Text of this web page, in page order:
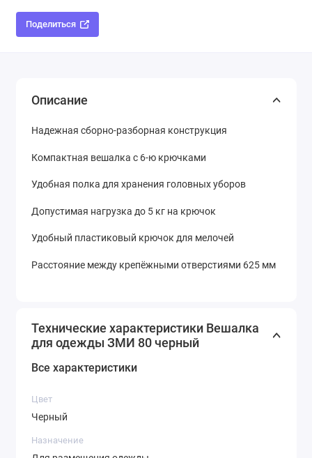
Поделиться
Описание
Надежная сборно-разборная конструкция
Компактная вешалка с 6-ю крючками
Удобная полка для хранения головных уборов
Допустимая нагрузка до 5 кг на крючок
Удобный пластиковый крючок для мелочей
Расстояние между крепёжными отверстиями 625 мм
Технические характеристики Вешалка
для одежды ЗМИ 80 черный
Все характеристики
Цвет
Черный
Назначение